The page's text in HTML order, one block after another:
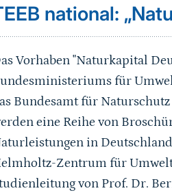
national:
Vorhaben "Naturkapital
für
Bundesamt für
eine Reihe von
in
Zentrum für
von Prof. Dr.